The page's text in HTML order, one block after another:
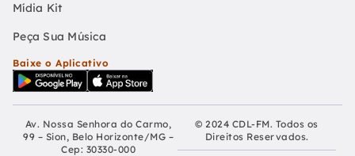
Mídia Kit
Peça Sua Música
Baixe o Aplicativo
Av. Nossa Senhora do Carmo,
99 – Sion, Belo Horizonte/MG –
Cep: 30330-000
© 2024 CDL-FM. Todos os
Direitos Reservados.